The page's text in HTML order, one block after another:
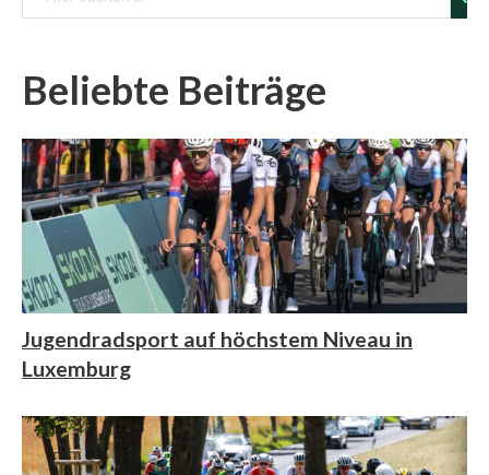
Vorschau
Beliebte Beiträge
Jugendradsport auf höchstem Niveau in
Luxemburg